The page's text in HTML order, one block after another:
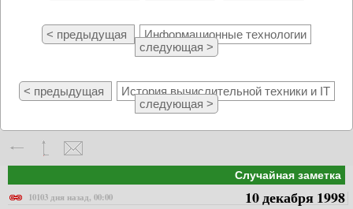
< предыдущая
Информационные технологии
следующая >
< предыдущая
История вычислительной техники и IT
следующая >
Случайная заметка
10103 дня назад, 00:00
10 декабря 1998